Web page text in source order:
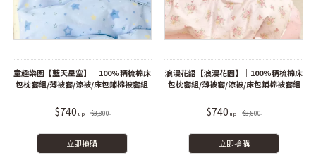
童趣樂園【藍天星空】｜100%精梳棉床
包枕套組/薄被套/涼被/床包鋪棉被套組
$740 $3,800
立即搶購
浪漫花語【浪漫花園】｜100%精梳棉床
包枕套組/薄被套/涼被/床包鋪棉被套組
$740 $3,800
立即搶購